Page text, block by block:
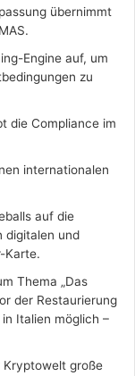
übernimmt
Engine auf, um
zu
die Compliance im
internationalen
auf die
digitalen und
Karte.
Thema „Das
der Restaurierung
Italien möglich –
Kryptowelt große